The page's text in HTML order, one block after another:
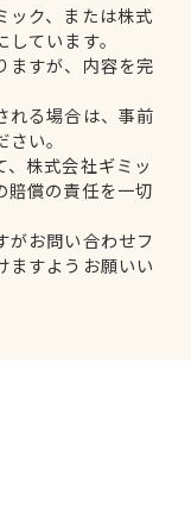
ック、または株式
ています。
ますが、内容を完
れる場合は、事前
い。
、株式会社ギミッ
賠償の責任を一切
がお問い合わせフ
ますようお願いい